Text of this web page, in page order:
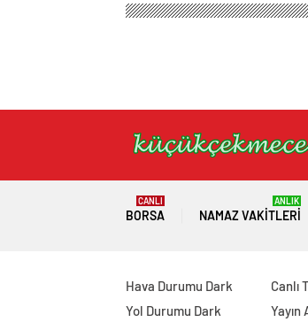
BORSA
CANLI
NAMAZ VAKITLERI
ANLIK
Hava Durumu Dark
Yol Durumu Dark
Canlı
Yayın